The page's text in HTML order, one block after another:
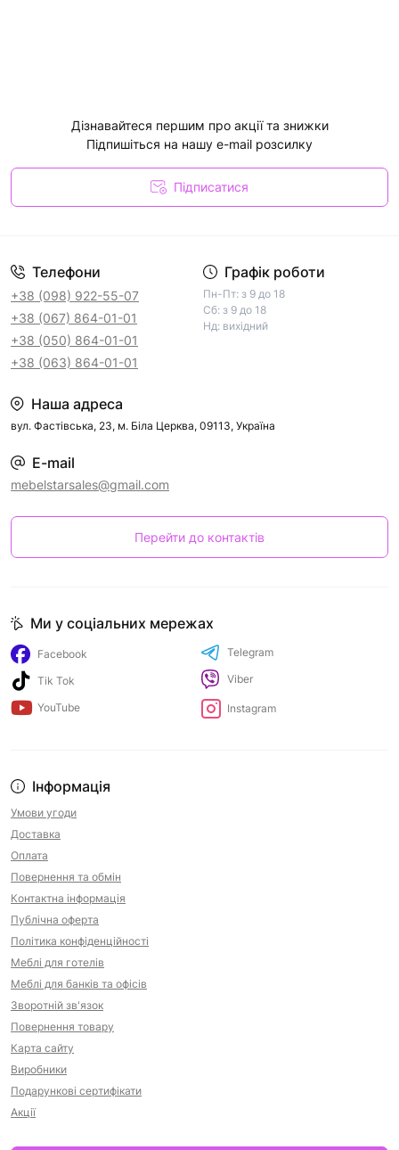
Дізнавайтеся першим про акції та знижки
Підпишіться на нашу e-mail розсилку
Підписатися
Телефони
+38 (098) 922-55-07
+38 (067) 864-01-01
+38 (050) 864-01-01
+38 (063) 864-01-01
Графік роботи
Пн-Пт: з 9 до 18
Сб: з 9 до 18
Нд: вихідний
Наша адреса
вул. Фастівська, 23, м. Біла Церква, 09113, Україна
E-mail
mebelstarsales@gmail.com
Перейти до контактів
Інформація
Умови угоди
Доставка
Оплата
Повернення та обмін
Контактна інформація
Публічна оферта
Політика конфіденційності
Меблі для готелів
Меблі для банків та офісів
Зворотній зв'язок
Повернення товару
Карта сайту
Виробники
Подарункові сертифікати
Акції
Ми у соціальних мережах
Facebook
Tik Tok
YouTube
Telegram
Viber
Instagram